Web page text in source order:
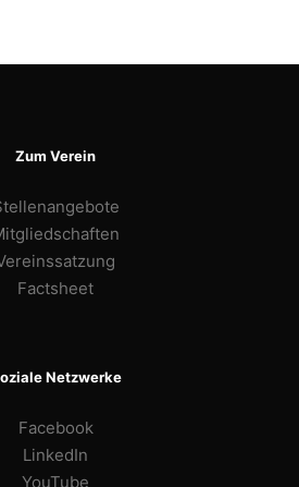
Zum Verein
Factsheet
Netzwerke
Facebook
LinkedIn
YouTube